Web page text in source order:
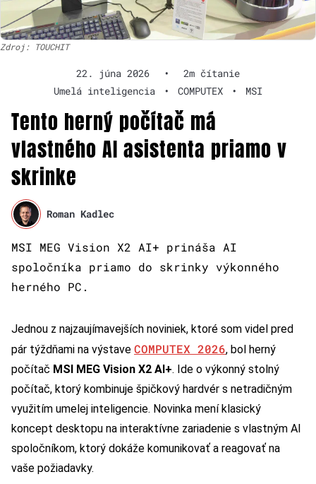
Zdroj: TOUCHIT
22. júna 2026 •
2m čítanie
Umelá inteligencia
• COMPUTEX • MSI
Tento herný počítač má
vlastného AI asistenta priamo v
skrinke
Roman Kadlec
MSI MEG Vision X2 AI+ prináša AI
spoločníka priamo do skrinky výkonného
herného PC.
Jednou z najzaujímavejších noviniek, ktoré som videl pred
pár týždňami na výstave COMPUTEX 2026, bol herný
počítač MSI MEG Vision X2 AI+. Ide o výkonný stolný
počítač, ktorý kombinuje špičkový hardvér s netradičným
využitím umelej inteligencie. Novinka mení klasický
koncept desktopu na interaktívne zariadenie s vlastným AI
spoločníkom, ktorý dokáže komunikovať a reagovať na
vaše požiadavky.